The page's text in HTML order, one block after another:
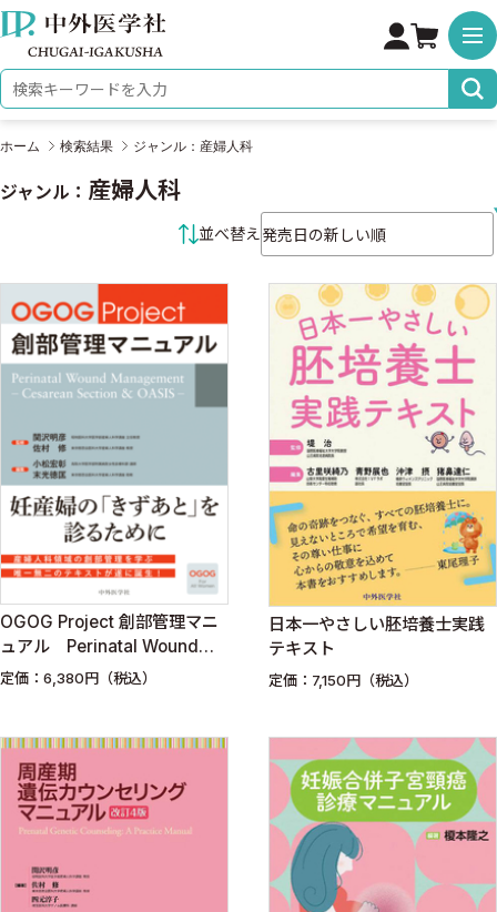
株式会社 中外医学社
検索キーワード
ホーム 検索結果 ジャンル：産婦人科
ジャンル： 産婦人科
並べ替え並べ替え条件
OGOG Project 創部管理マニ
ュアル Perinatal Wound
Management — Cesarean
定価：6,380円（税込）
日本一やさしい胚培養士実践
テキスト
定価：7,150円（税込）